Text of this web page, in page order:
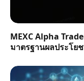
MEXC Alpha
มาตรฐานผลประโย